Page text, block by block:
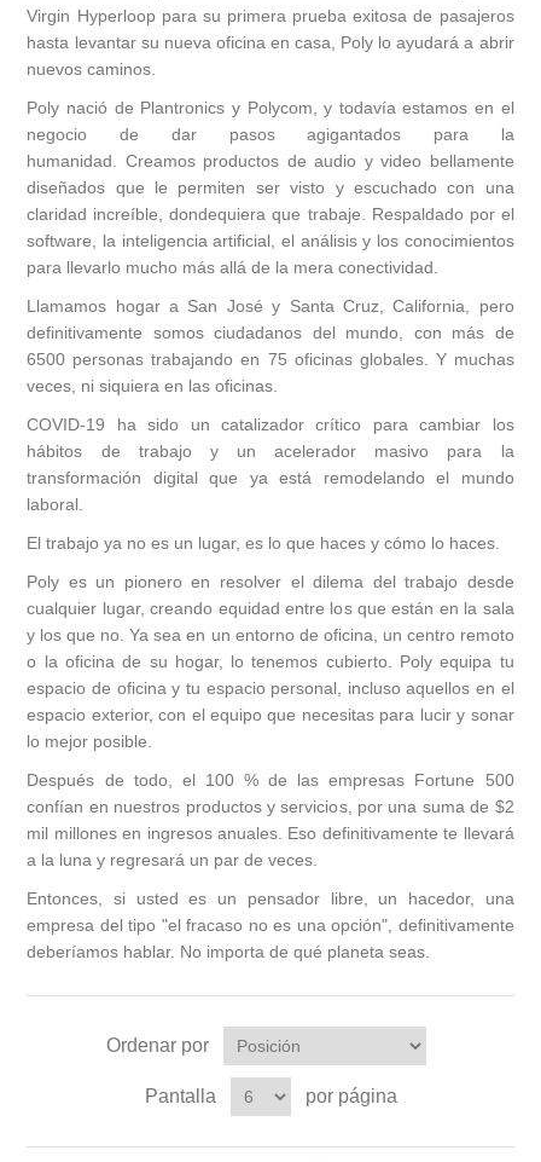
Virgin Hyperloop para su primera prueba exitosa de pasajeros
hasta levantar su nueva oficina en casa, Poly lo ayudará a abrir
nuevos caminos.
Poly nació de Plantronics y Polycom, y todavía estamos en el
negocio de dar pasos agigantados para la
humanidad. Creamos productos de audio y video bellamente
diseñados que le permiten ser visto y escuchado con una
claridad increíble, dondequiera que trabaje. Respaldado por el
software, la inteligencia artificial, el análisis y los conocimientos
para llevarlo mucho más allá de la mera conectividad.
Llamamos hogar a San José y Santa Cruz, California, pero
definitivamente somos ciudadanos del mundo, con más de
6500 personas trabajando en 75 oficinas globales. Y muchas
veces, ni siquiera en las oficinas.
COVID-19 ha sido un catalizador crítico para cambiar los
hábitos de trabajo y un acelerador masivo para la
transformación digital que ya está remodelando el mundo
laboral.
El trabajo ya no es un lugar, es lo que haces y cómo lo haces.
Poly es un pionero en resolver el dilema del trabajo desde
cualquier lugar, creando equidad entre los que están en la sala
y los que no. Ya sea en un entorno de oficina, un centro remoto
o la oficina de su hogar, lo tenemos cubierto. Poly equipa tu
espacio de oficina y tu espacio personal, incluso aquellos en el
espacio exterior, con el equipo que necesitas para lucir y sonar
lo mejor posible.
Después de todo, el 100 % de las empresas Fortune 500
confían en nuestros productos y servicios, por una suma de $2
mil millones en ingresos anuales. Eso definitivamente te llevará
a la luna y regresará un par de veces.
Entonces, si usted es un pensador libre, un hacedor, una
empresa del tipo "el fracaso no es una opción", definitivamente
deberíamos hablar. No importa de qué planeta seas.
Ordenar por
Pantalla por página